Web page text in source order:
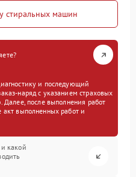
стиральных машин
и последующий
наряд с указанием страховых
Далее, после выполнения работ
акт выполненных работ и
какой